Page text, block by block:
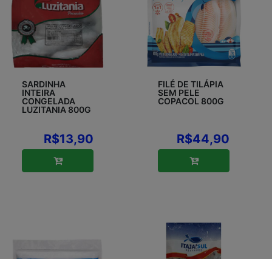
SARDINHA
INTEIRA
CONGELADA
LUZITANIA 800G
R$13,90
FILÉ DE TILÁPIA
SEM PELE
COPACOL 800G
R$44,90